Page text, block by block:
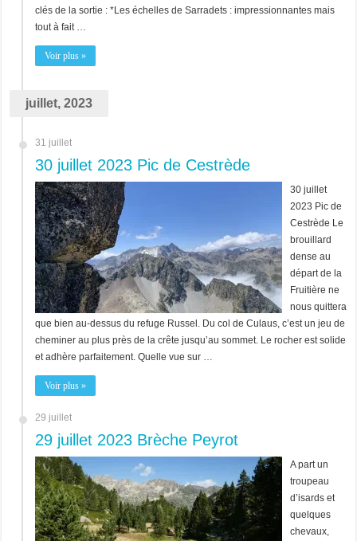
clés de la sortie : *Les échelles de Sarradets : impressionnantes mais
tout à fait …
Voir plus »
juillet, 2023
31 juillet
30 juillet 2023 Pic de Cestrède
30 juillet
2023 Pic de
Cestrède Le
brouillard
dense au
départ de la
Fruitière ne
nous quittera
que bien au-dessus du refuge Russel. Du col de Culaus, c’est un jeu de
cheminer au plus près de la crête jusqu’au sommet. Le rocher est solide
et adhère parfaitement. Quelle vue sur …
Voir plus »
29 juillet
29 juillet 2023 Brèche Peyrot
A part un
troupeau
d’isards et
quelques
chevaux,